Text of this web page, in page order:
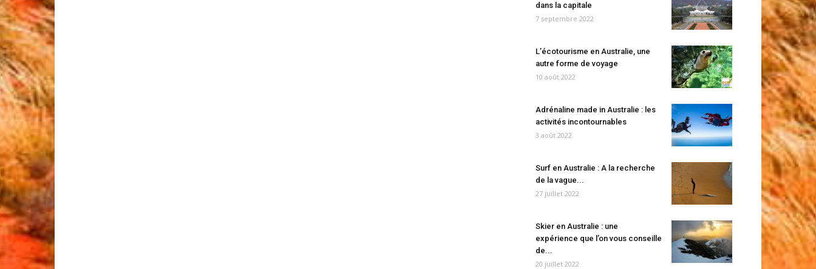
dans la capitale
7 septembre 2022
L’écotourisme en Australie, une
autre forme de voyage
10 août 2022
Adrénaline made in Australie : les
activités incontournables
3 août 2022
Surf en Australie : A la recherche
de la vague...
27 juillet 2022
Skier en Australie : une
expérience que l’on vous conseille
de...
20 juillet 2022